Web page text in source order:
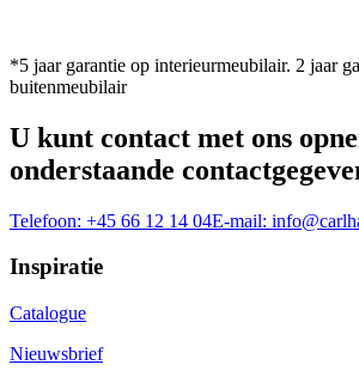
*5 jaar garantie op interieurmeubilair. 2 jaar
buitenmeubilair
U kunt contact met ons
onderstaande
Telefoon: +45 66 12 14 04E-mail:
Inspiratie
Catalogue
Nieuwsbrief